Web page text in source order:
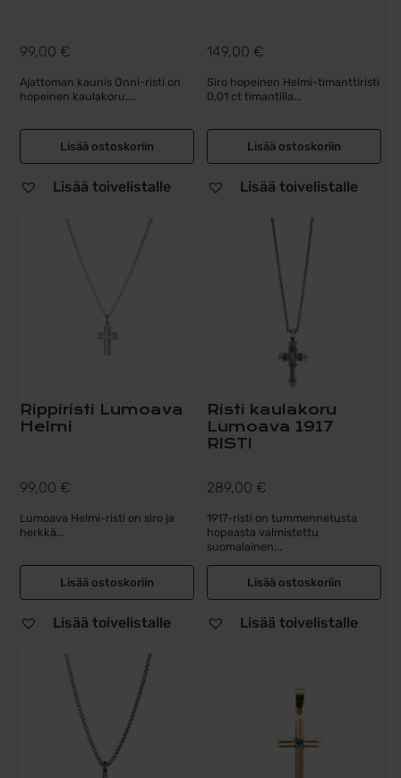
99,00 €
Ajattoman kaunis Onni-risti on
hopeinen kaulakoru,...
Lisää ostoskoriin
Lisää toivelistalle
149,00 €
Siro hopeinen Helmi-timanttiristi
0,01 ct timantilla...
Lisää ostoskoriin
Lisää toivelistalle
Rippiristi Lumoava
Helmi
99,00 €
Lumoava Helmi-risti on siro ja
herkkä...
Lisää ostoskoriin
Lisää toivelistalle
Risti kaulakoru
Lumoava 1917
RISTI
289,00 €
1917-risti on tummennetusta
hopeasta valmistettu
suomalainen...
Lisää ostoskoriin
Lisää toivelistalle